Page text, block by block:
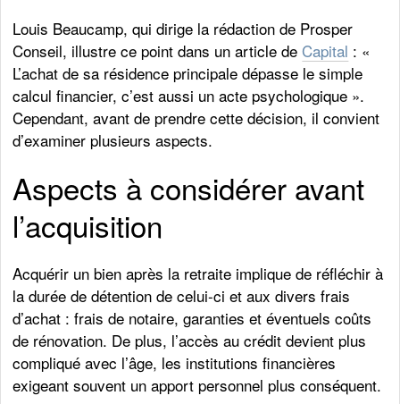
Louis Beaucamp, qui dirige la rédaction de Prosper
Conseil, illustre ce point dans un article de Capital : «
L’achat de sa résidence principale dépasse le simple
calcul financier, c’est aussi un acte psychologique ».
Cependant, avant de prendre cette décision, il convient
d’examiner plusieurs aspects.
Aspects à considérer avant
l’acquisition
Acquérir un bien après la retraite implique de réfléchir à
la durée de détention de celui-ci et aux divers frais
d’achat : frais de notaire, garanties et éventuels coûts
de rénovation. De plus, l’accès au crédit devient plus
compliqué avec l’âge, les institutions financières
exigeant souvent un apport personnel plus conséquent.